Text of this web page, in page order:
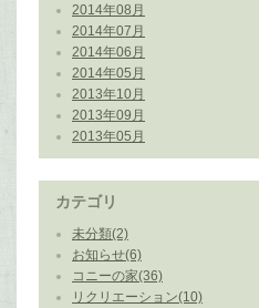
2014年08月
2014年07月
2014年06月
2014年05月
2013年10月
2013年09月
2013年05月
カテゴリ
未分類(2)
お知らせ(6)
コニーの家(36)
リクリエーション(10)